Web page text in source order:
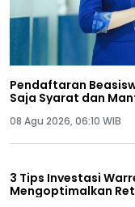
Pendaftaran
Saja Syarat dan
08 Agu 2026, 06:10 WIB
3 Tips Investasi
Mengoptimalkan